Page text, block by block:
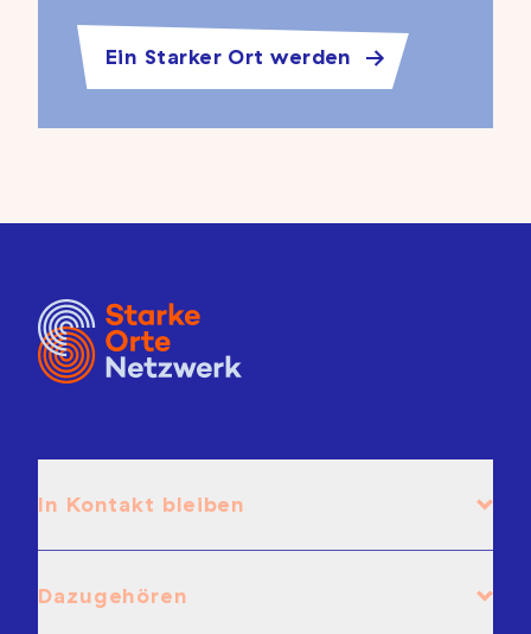
Ein Starker Ort werden
In Kontakt bleiben
Dazugehören